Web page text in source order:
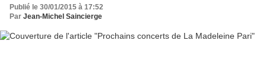
Publié le 30/01/2015 à 17:52
Par Jean-Michel Saincierge